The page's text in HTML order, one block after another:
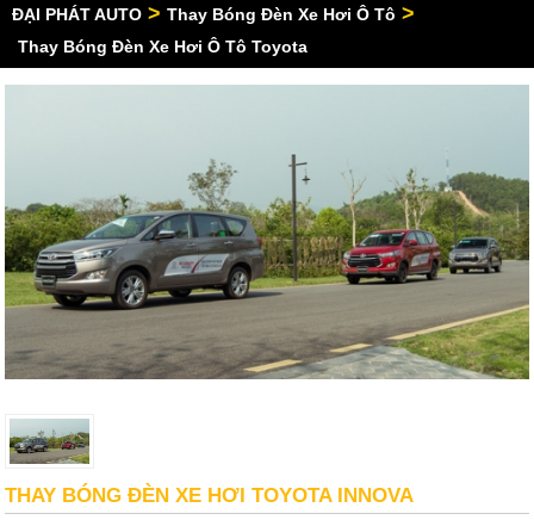
ĐẠI PHÁT AUTO > Thay Bóng Đèn Xe Hơi Ô Tô >
Thay Bóng Đèn Xe Hơi Ô Tô Toyota
THAY BÓNG ĐÈN XE HƠI TOYOTA INNOVA